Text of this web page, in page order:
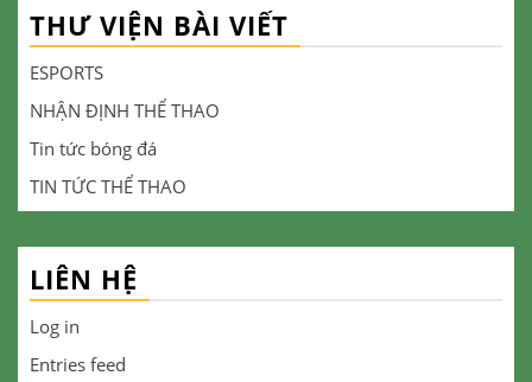
THƯ VIỆN BÀI VIẾT
ESPORTS
NHẬN ĐỊNH THỂ THAO
Tin tức bóng đá
TIN TỨC THỂ THAO
LIÊN HỆ
Log in
Entries feed